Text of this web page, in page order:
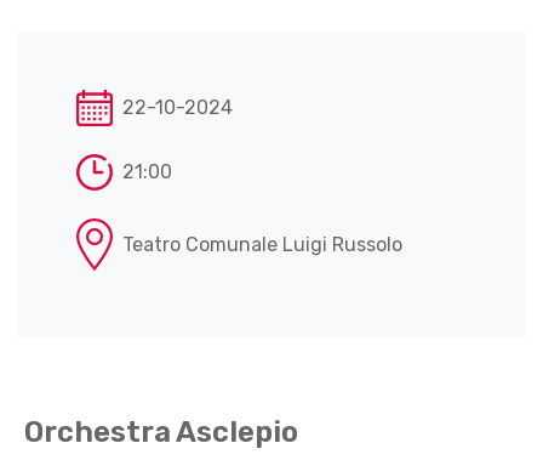
22-10-2024
21:00
Teatro Comunale Luigi Russolo
Orchestra Asclepio